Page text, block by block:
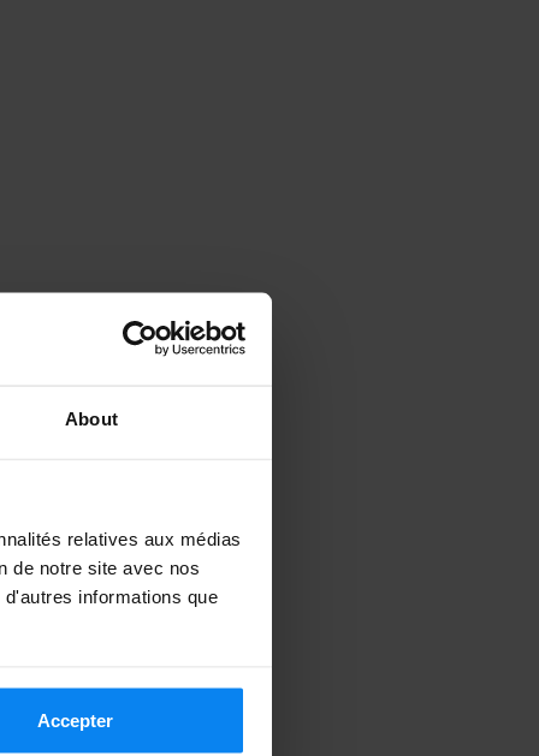
About
relatives aux médias
de notre site avec nos
informations que
Accepter